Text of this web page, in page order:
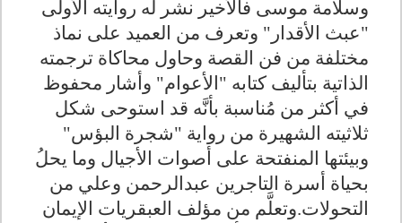
وسلامة موسى فالأخير نشر له روايته الأولى
"عبث الأقدار" وتعرف من العميد على نماذ
مختلفة من فن القصة وحاول محاكاة ترجمته
الذاتية بتأليف كتابه "الأعوام" وأشار محفوظ
في أكثر من مُناسبة بأنَّه قد استوحى شكل
ثلاثيته الشهيرة من رواية "شجرة البؤس"
وبيئتها المنفتحة على أصوات الأجيال وما يحلُ
بحياة أسرة التاجرين عبدالرحمن وعلي من
التحولات.وتعلَّم من مؤلف العبقريات الإيمان